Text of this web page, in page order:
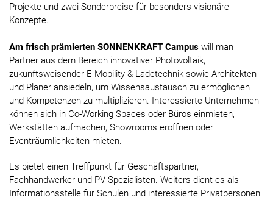
Projekte und zwei Sonderpreise für besonders visionäre
Konzepte.
Am frisch prämierten SONNENKRAFT Campus will man
Partner aus dem Bereich innovativer Photovoltaik,
zukunftsweisender E-Mobility & Ladetechnik sowie Architekten
und Planer ansiedeln, um Wissensaustausch zu ermöglichen
und Kompetenzen zu multiplizieren. Interessierte Unternehmen
können sich in Co-Working Spaces oder Büros einmieten,
Werkstätten aufmachen, Showrooms eröffnen oder
Eventräumlichkeiten mieten.
Es bietet einen Treffpunkt für Geschäftspartner,
Fachhandwerker und PV-Spezialisten. Weiters dient es als
Informationsstelle für Schulen und interessierte Privatpersonen